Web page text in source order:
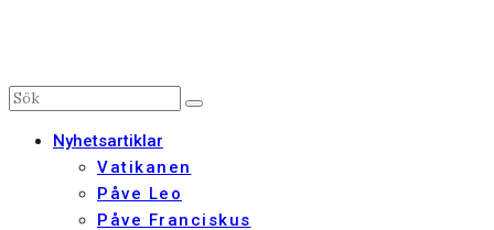
Nyhetsartiklar
Vatikanen
Påve Leo
Påve Franciskus